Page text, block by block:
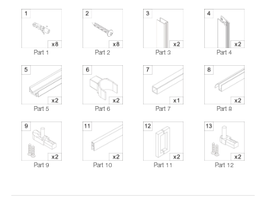
Part 1 Part 2 Part 3 Part 4
Part 5 Part 6 Part 7 Part 8
Part 9 Part 10 Part 11 Part 12